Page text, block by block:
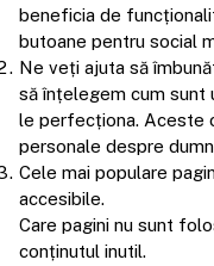
beneficia de
butoane pentru social
Ne veți ajuta să
să înțelegem cum sunt
le perfecționa. Aceste
personale despre
Cele mai populare
accesibile.
Care pagini nu sunt
conținutul inutil.